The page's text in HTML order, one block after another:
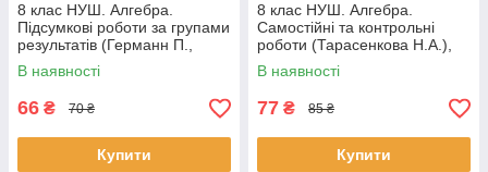
8 клас НУШ. Алгебра.
Підсумкові роботи за групами
результатів (Германн П.,
Соловей О.), Підручники і
посібники
В наявності
66 ₴ 70 ₴
Купити
8 клас НУШ. Алгебра.
Самостійні та контрольні
роботи (Тарасенкова Н.А.),
Оріон
В наявності
77 ₴ 85 ₴
Купити